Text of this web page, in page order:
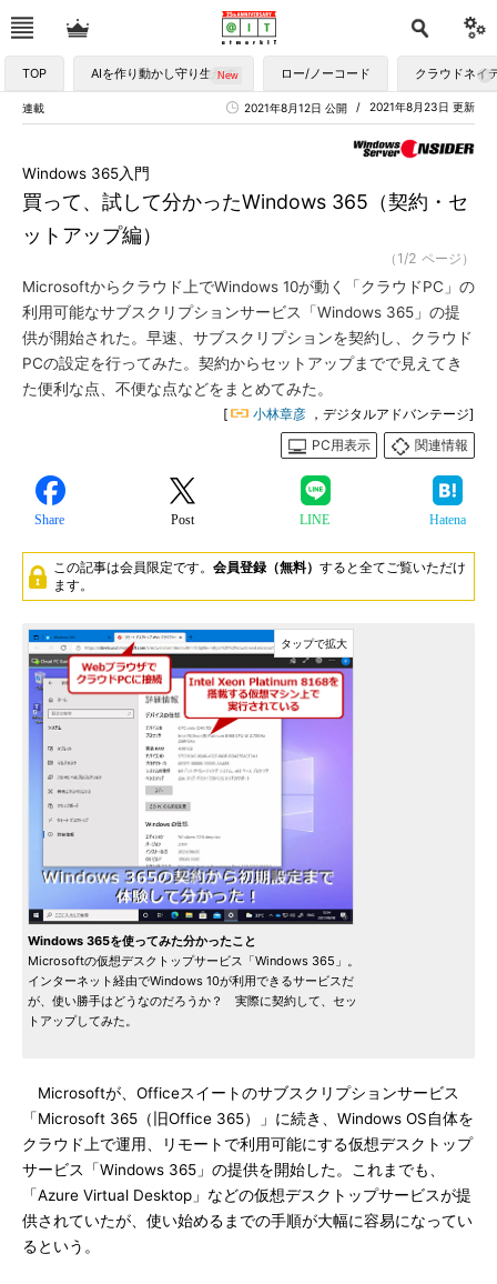
TOP AIを作り動かし守り生かす ロー/ノーコード クラウドネイ
連載 2021年8月23日 更新
2021年8月12日 公開
買って、試して分かったWindows 365（契約・セ
ットアップ編）
Windows 365入門
（1/2 ページ）
Microsoftからクラウド上でWindows 10が動く「クラウドPC」の
利用可能なサブスクリプションサービス「Windows 365」の提
供が開始された。早速、サブスクリプションを契約し、クラウド
PCの設定を行ってみた。契約からセットアップまでで見えてき
た便利な点、不便な点などをまとめてみた。
[ 小林章彦 ，デジタルアドバンテージ]
PC用表示
関連情報
Share Post LINE Hatena
この記事は会員限定です。 会員登録（無料） すると全てご覧いただけ
ます。
Windows 365を使ってみた分かったこと
Microsoftの仮想デスクトップサービス「Windows 365」。
インターネット経由でWindows 10が利用できるサービスだ
が、使い勝手はどうなのだろうか？ 実際に契約して、セッ
トアップしてみた。
Microsoftが、Officeスイートのサブスクリプションサービス
「Microsoft 365（旧Office 365）」に続き、Windows OS自体を
クラウド上で運用、リモートで利用可能にする仮想デスクトップ
サービス「Windows 365」の提供を開始した。これまでも、
「Azure Virtual Desktop」などの仮想デスクトップサービスが提
供されていたが、使い始めるまでの手順が大幅に容易になってい
るという。